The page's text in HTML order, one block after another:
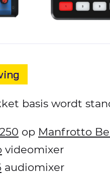
basis wordt
op Manfrotto
videomixer
audiomixer